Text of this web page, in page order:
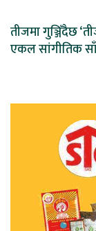
तीजमा गुञ्जिँदैछ
एकल सांगीतिक